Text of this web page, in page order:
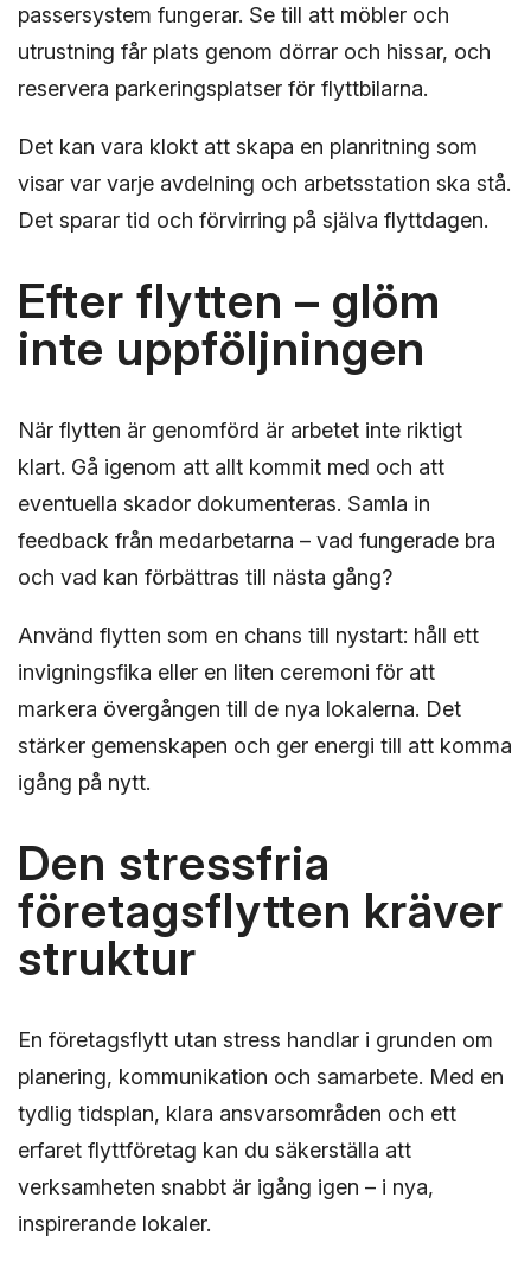
passersystem fungerar. Se till att möbler och
utrustning får plats genom dörrar och hissar, och
reservera parkeringsplatser för flyttbilarna.
Det kan vara klokt att skapa en planritning som
visar var varje avdelning och arbetsstation ska stå.
Det sparar tid och förvirring på själva flyttdagen.
Efter flytten – glöm
inte uppföljningen
När flytten är genomförd är arbetet inte riktigt
klart. Gå igenom att allt kommit med och att
eventuella skador dokumenteras. Samla in
feedback från medarbetarna – vad fungerade bra
och vad kan förbättras till nästa gång?
Använd flytten som en chans till nystart: håll ett
invigningsfika eller en liten ceremoni för att
markera övergången till de nya lokalerna. Det
stärker gemenskapen och ger energi till att komma
igång på nytt.
Den stressfria
företagsflytten kräver
struktur
En företagsflytt utan stress handlar i grunden om
planering, kommunikation och samarbete. Med en
tydlig tidsplan, klara ansvarsområden och ett
erfaret flyttföretag kan du säkerställa att
verksamheten snabbt är igång igen – i nya,
inspirerande lokaler.